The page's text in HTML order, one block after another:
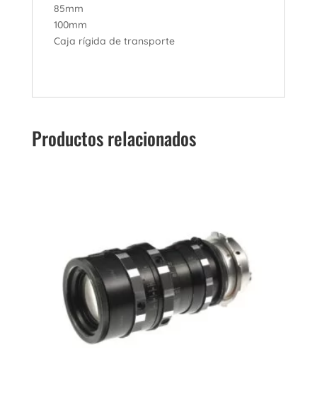
85mm
100mm
Caja rígida de transporte
Productos relacionados